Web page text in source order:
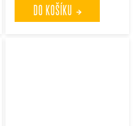
DO KOŠÍKU